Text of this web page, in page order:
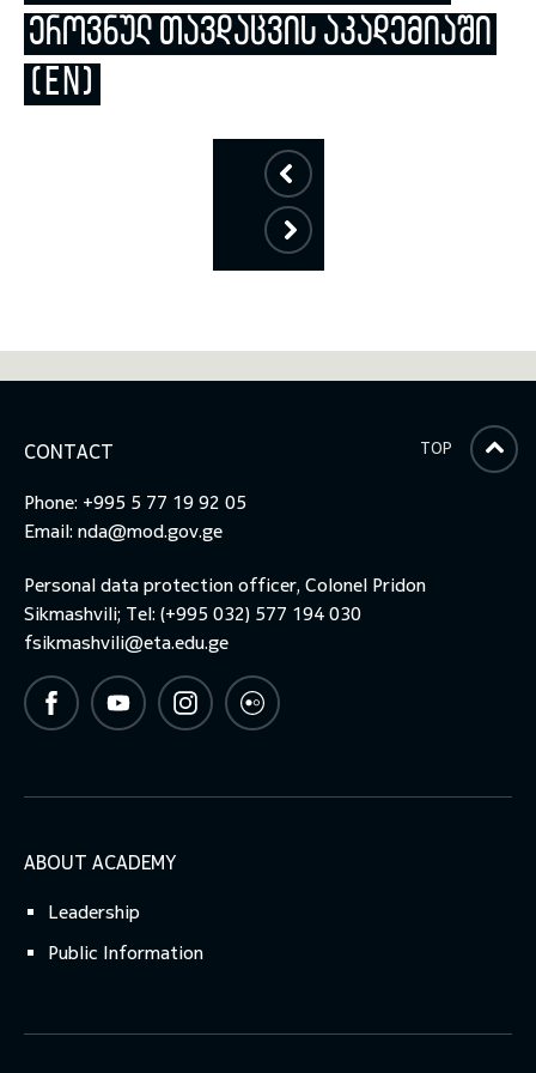
toggle submenu
ᲔᲠᲝᲕᲜᲣᲚ ᲗᲐᲕᲓᲐᲪᲕᲘᲡ ᲐᲙᲐᲓᲔᲛᲘᲐᲨᲘ
(EN)
CONTACT
Phone: +995 5 77 19 92 05
Email: nda@mod.gov.ge
Personal data protection officer, Colonel Pridon
Sikmashvili; Tel: (+995 032) 577 194 030
fsikmashvili@eta.edu.ge
ABOUT ACADEMY
Leadership
Public Information
TOP